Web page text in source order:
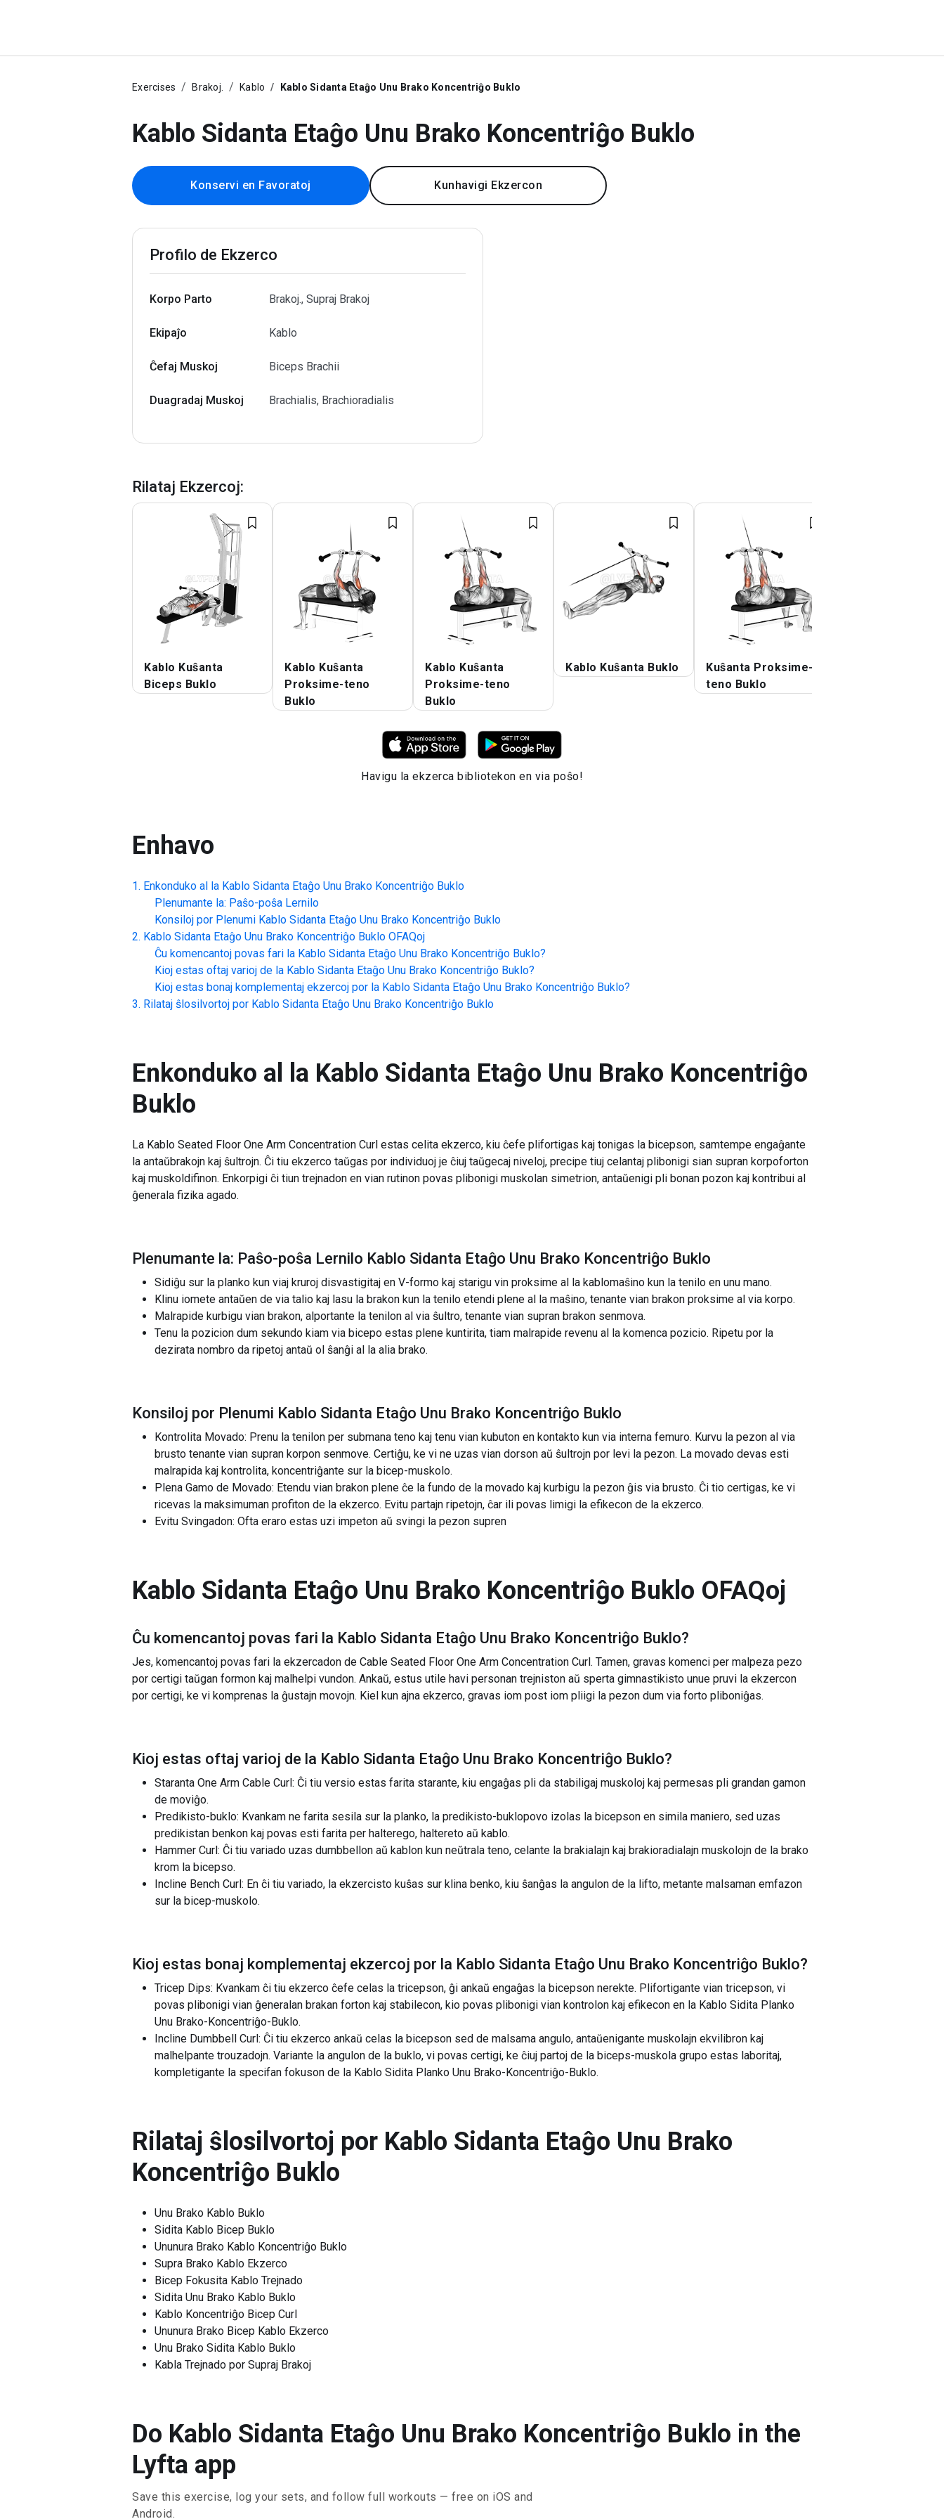
Exercises Brakoj. Kablo Kablo Sidanta Etaĝo Unu Brako Koncentriĝo Buklo
Kablo Sidanta Etaĝo Unu Brako Koncentriĝo Buklo
Konservi en Favoratoj Kunhavigi Ekzercon
Profilo de Ekzerco
Korpo Parto Brakoj., Supraj Brakoj
Ekipaĵo Kablo
Ĉefaj Muskoj Biceps Brachii
Duagradaj Muskoj Brachialis, Brachioradialis
Rilataj Ekzercoj:
Kablo Kuŝanta
Biceps Buklo
Kablo Kuŝanta
Proksime-teno
Buklo
Kablo Kuŝanta
Proksime-teno
Buklo
Kablo Kuŝanta Buklo
Kuŝanta Proksime-
teno Buklo
Havigu la ekzerca bibliotekon en via poŝo!
Enhavo
Enkonduko al la Kablo Sidanta Etaĝo Unu Brako Koncentriĝo Buklo
Plenumante la: Paŝo-poŝa Lernilo
Konsiloj por Plenumi Kablo Sidanta Etaĝo Unu Brako Koncentriĝo Buklo
Kablo Sidanta Etaĝo Unu Brako Koncentriĝo Buklo OFAQoj
Ĉu komencantoj povas fari la Kablo Sidanta Etaĝo Unu Brako Koncentriĝo Buklo?
Kioj estas oftaj varioj de la Kablo Sidanta Etaĝo Unu Brako Koncentriĝo Buklo?
Kioj estas bonaj komplementaj ekzercoj por la Kablo Sidanta Etaĝo Unu Brako Koncentriĝo Buklo?
Rilataj ŝlosilvortoj por Kablo Sidanta Etaĝo Unu Brako Koncentriĝo Buklo
Enkonduko al la Kablo Sidanta Etaĝo Unu Brako Koncentriĝo
Buklo
La Kablo Seated Floor One Arm Concentration Curl estas celita ekzerco, kiu ĉefe plifortigas kaj tonigas la bicepson, samtempe engaĝante
la antaŭbrakojn kaj ŝultrojn. Ĉi tiu ekzerco taŭgas por individuoj je ĉiuj taŭgecaj niveloj, precipe tiuj celantaj plibonigi sian supran korpoforton
kaj muskoldifinon. Enkorpigi ĉi tiun trejnadon en vian rutinon povas plibonigi muskolan simetrion, antaŭenigi pli bonan pozon kaj kontribui al
ĝenerala fizika agado.
Plenumante la: Paŝo-poŝa Lernilo Kablo Sidanta Etaĝo Unu Brako Koncentriĝo Buklo
Sidiĝu sur la planko kun viaj kruroj disvastigitaj en V-formo kaj starigu vin proksime al la kablomaŝino kun la tenilo en unu mano.
Klinu iomete antaŭen de via talio kaj lasu la brakon kun la tenilo etendi plene al la maŝino, tenante vian brakon proksime al via korpo.
Malrapide kurbigu vian brakon, alportante la tenilon al via ŝultro, tenante vian supran brakon senmova.
Tenu la pozicion dum sekundo kiam via bicepo estas plene kuntirita, tiam malrapide revenu al la komenca pozicio. Ripetu por la
dezirata nombro da ripetoj antaŭ ol ŝanĝi al la alia brako.
Konsiloj por Plenumi Kablo Sidanta Etaĝo Unu Brako Koncentriĝo Buklo
Kontrolita Movado: Prenu la tenilon per submana teno kaj tenu vian kubuton en kontakto kun via interna femuro. Kurvu la pezon al via
brusto tenante vian supran korpon senmove. Certiĝu, ke vi ne uzas vian dorson aŭ ŝultrojn por levi la pezon. La movado devas esti
malrapida kaj kontrolita, koncentriĝante sur la bicep-muskolo.
Plena Gamo de Movado: Etendu vian brakon plene ĉe la fundo de la movado kaj kurbigu la pezon ĝis via brusto. Ĉi tio certigas, ke vi
ricevas la maksimuman profiton de la ekzerco. Evitu partajn ripetojn, ĉar ili povas limigi la efikecon de la ekzerco.
Evitu Svingadon: Ofta eraro estas uzi impeton aŭ svingi la pezon supren
Kablo Sidanta Etaĝo Unu Brako Koncentriĝo Buklo OFAQoj
Ĉu komencantoj povas fari la Kablo Sidanta Etaĝo Unu Brako Koncentriĝo Buklo?
Jes, komencantoj povas fari la ekzercadon de Cable Seated Floor One Arm Concentration Curl. Tamen, gravas komenci per malpeza pezo
por certigi taŭgan formon kaj malhelpi vundon. Ankaŭ, estus utile havi personan trejniston aŭ sperta gimnastikisto unue pruvi la ekzercon
por certigi, ke vi komprenas la ĝustajn movojn. Kiel kun ajna ekzerco, gravas iom post iom pliigi la pezon dum via forto pliboniĝas.
Kioj estas oftaj varioj de la Kablo Sidanta Etaĝo Unu Brako Koncentriĝo Buklo?
Staranta One Arm Cable Curl: Ĉi tiu versio estas farita starante, kiu engaĝas pli da stabiligaj muskoloj kaj permesas pli grandan gamon
de moviĝo.
Predikisto-buklo: Kvankam ne farita sesila sur la planko, la predikisto-buklopovo izolas la bicepson en simila maniero, sed uzas
predikistan benkon kaj povas esti farita per halterego, haltereto aŭ kablo.
Hammer Curl: Ĉi tiu variado uzas dumbbellon aŭ kablon kun neŭtrala teno, celante la brakialajn kaj brakioradialajn muskolojn de la brako
krom la bicepso.
Incline Bench Curl: En ĉi tiu variado, la ekzercisto kuŝas sur klina benko, kiu ŝanĝas la angulon de la lifto, metante malsaman emfazon
sur la bicep-muskolo.
Kioj estas bonaj komplementaj ekzercoj por la Kablo Sidanta Etaĝo Unu Brako Koncentriĝo Buklo?
Tricep Dips: Kvankam ĉi tiu ekzerco ĉefe celas la tricepson, ĝi ankaŭ engaĝas la bicepson nerekte. Plifortigante vian tricepson, vi
povas plibonigi vian ĝeneralan brakan forton kaj stabilecon, kio povas plibonigi vian kontrolon kaj efikecon en la Kablo Sidita Planko
Unu Brako-Koncentriĝo-Buklo.
Incline Dumbbell Curl: Ĉi tiu ekzerco ankaŭ celas la bicepson sed de malsama angulo, antaŭenigante muskolajn ekvilibron kaj
malhelpante trouzadojn. Variante la angulon de la buklo, vi povas certigi, ke ĉiuj partoj de la biceps-muskola grupo estas laboritaj,
kompletigante la specifan fokuson de la Kablo Sidita Planko Unu Brako-Koncentriĝo-Buklo.
Rilataj ŝlosilvortoj por Kablo Sidanta Etaĝo Unu Brako
Koncentriĝo Buklo
Unu Brako Kablo Buklo
Sidita Kablo Bicep Buklo
Ununura Brako Kablo Koncentriĝo Buklo
Supra Brako Kablo Ekzerco
Bicep Fokusita Kablo Trejnado
Sidita Unu Brako Kablo Buklo
Kablo Koncentriĝo Bicep Curl
Ununura Brako Bicep Kablo Ekzerco
Unu Brako Sidita Kablo Buklo
Kabla Trejnado por Supraj Brakoj
Do Kablo Sidanta Etaĝo Unu Brako Koncentriĝo Buklo in the
Lyfta app
Save this exercise, log your sets, and follow full workouts — free on iOS and
Android.